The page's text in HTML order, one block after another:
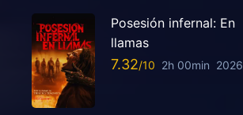
Posesión infernal: En
llamas
7.32 2h 00min 2026